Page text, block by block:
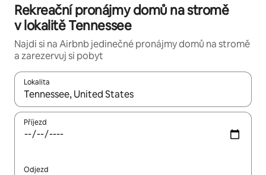
Rekreační pronájmy domů na stromě
v lokalitě Tennessee
Najdi si na Airbnb jedinečné pronájmy domů na stromě
a zarezervuj si pobyt
Lokalita
Až budou výsledky k dispozici, můžeš si je procházet pomocí
Příjezd
Odjezd